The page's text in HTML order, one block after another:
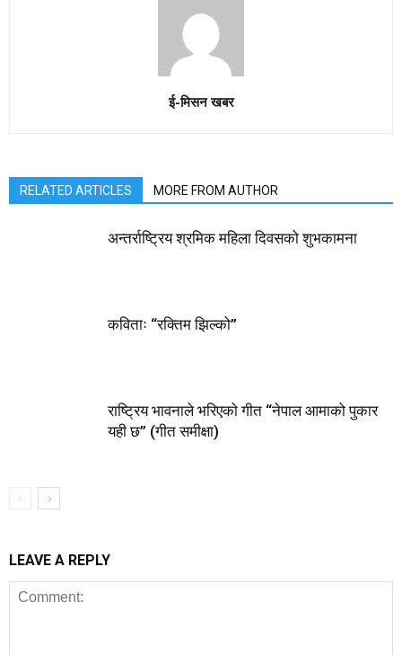
ई-मिसन खबर
RELATED ARTICLES MORE FROM AUTHOR
अन्तर्राष्ट्रिय श्रमिक महिला दिवसको शुभकामना
कविताः “रक्तिम झिल्को”
राष्ट्रिय भावनाले भरिएकाे गीत “नेपाल आमाको पुकार
यही छ” (गीत समीक्षा)
LEAVE A REPLY